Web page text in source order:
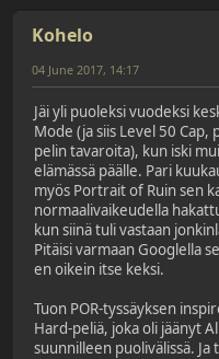
Kohelo
04 June 2017, 14:17
Jäi yli puoleksi vuodeksi
Mode (ja siis Level 50
pelin tavaroita), kun iski
elämässä päälle. Pari
myös Portrait of Ruin sen
normaalivaikeudella
kun siinä tuli vastaan
Pitäisi varmaan Googlella
en oikein itse keksi.
Tuon POR-tyssäyksen
Hard-peliä, joka oli jäänyt
suunnilleen puolivälissä.